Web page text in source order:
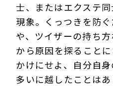
士、またはエクステ
現象。くっつきを防
や、ツイザーの持ち
から原因を探ること
かけにせよ、自分自
多いに越したことは